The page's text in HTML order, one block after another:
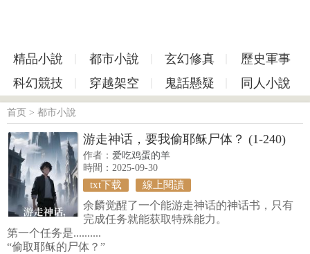
精品小說 都市小說 玄幻修真
歷史軍事
科幻競技
穿越架空 鬼話懸疑 同人小說
首页 > 都市小說
游走神话，要我偷耶稣尸体？ (1-240)
作者： 爱吃鸡蛋的羊
時間：2025-09-30
txt下载 線上閱讀
余麟觉醒了一个能游走神话的神话书，只有
完成任务就能获取特殊能力。
第一个任务是..........
“偷取耶稣的尸体？”